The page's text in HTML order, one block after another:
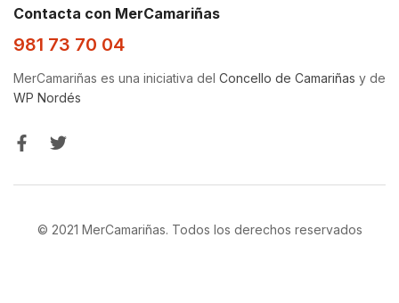
Contacta con MerCamariñas
981 73 70 04
MerCamariñas es una iniciativa del Concello de Camariñas y de
WP Nordés
© 2021 MerCamariñas. Todos los derechos reservados